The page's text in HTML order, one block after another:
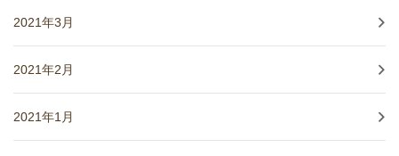
2021年3月
2021年2月
2021年1月